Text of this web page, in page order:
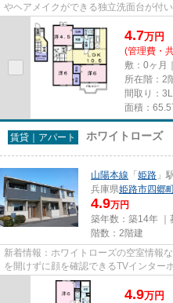
やヘアメイクができる独立洗面台が付
関を開けずに顔を確認できるT...
4.7万円
(管理費・
敷：0ヶ月
所在階：2
間取り：
面積：
賃貸｜アパート ホワイトローズ
山陽本線 「姫路 」
兵庫県姫路市四郷
4.9万円
築年数：築14年 ｜
階数：2階建
新着情報：ホワイトローズの空室情報
を開けずに顔を確認できるTVインター
独立・浴室乾燥機などが揃っ...
4.9万円